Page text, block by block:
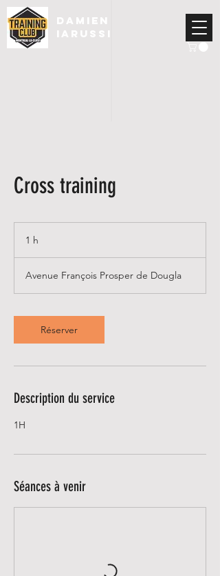
DAMIEN
IARUSSI
Cross training
1 h
Avenue François Prosper de Dougla
Réserver
Description du service
1H
Séances à venir